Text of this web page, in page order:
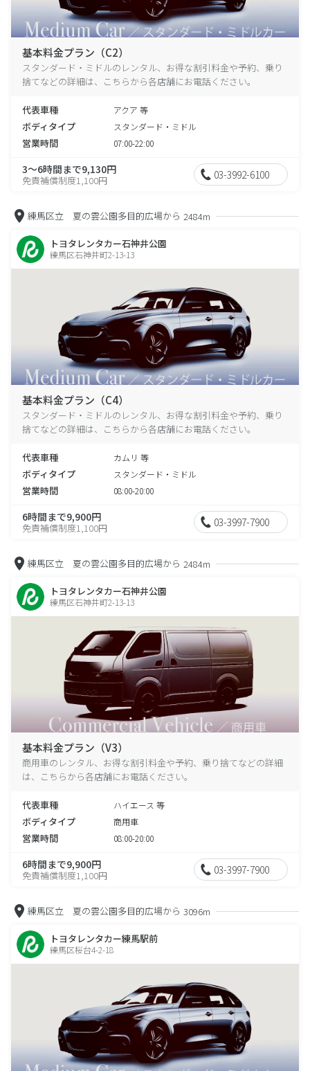
基本料金プラン（C2）
スタンダード・ミドルのレンタル、お得な割引料金や予約、乗り
捨てなどの詳細は、こちらから各店舗にお電話ください。
代表車種 アクア 等
ボディタイプ スタンダード・ミドル
営業時間 07:00-22:00
3～6時間まで9,130円
免責補償制度1,100円 03-3992-6100
練馬区立 夏の雲公園多目的広場から 2484m
トヨタレンタカー石神井公園
練馬区石神井町2-13-13
基本料金プラン（C4）
スタンダード・ミドルのレンタル、お得な割引料金や予約、乗り
捨てなどの詳細は、こちらから各店舗にお電話ください。
代表車種 カムリ 等
ボディタイプ スタンダード・ミドル
営業時間 08:00-20:00
6時間まで9,900円
免責補償制度1,100円 03-3997-7900
練馬区立 夏の雲公園多目的広場から 2484m
トヨタレンタカー石神井公園
練馬区石神井町2-13-13
基本料金プラン（V3）
商用車のレンタル、お得な割引料金や予約、乗り捨てなどの詳細
は、こちらから各店舗にお電話ください。
代表車種 ハイエース 等
ボディタイプ 商用車
営業時間 08:00-20:00
6時間まで9,900円
免責補償制度1,100円 03-3997-7900
練馬区立 夏の雲公園多目的広場から 3096m
トヨタレンタカー練馬駅前
練馬区桜台4-2-18